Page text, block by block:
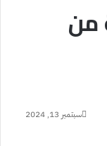
من
سبتمبر 13, 2024